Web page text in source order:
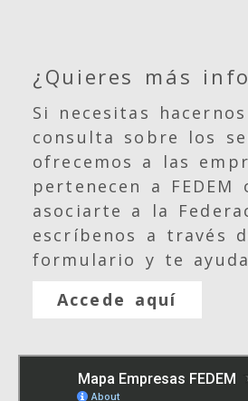
¿Quieres más
Si necesitas
consulta sobre los
ofrecemos a las
pertenecen a FEDEM
asociarte a la
escríbenos a través
formulario y te
Accede aquí